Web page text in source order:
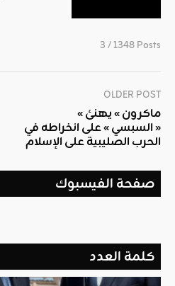
3 / 1348 Posts
OLDER POST
« ماكرون » يهنئ
« السبسي » على انخراطه في
الحرب الصليبية على الإسلام
صفحة الفيسبوك
كلمة العدد